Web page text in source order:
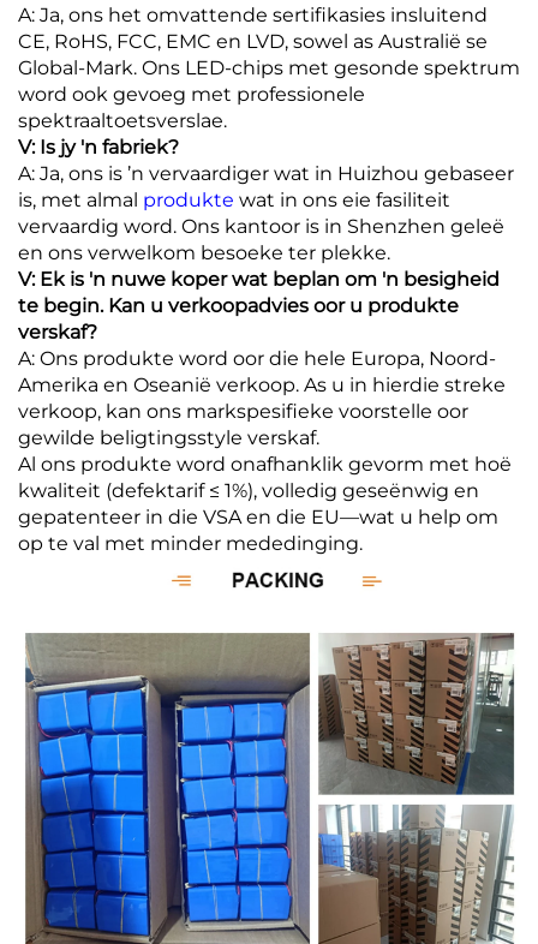
A: Ja, ons het omvattende sertifikasies insluitend
CE, RoHS, FCC, EMC en LVD, sowel as Australië se
Global-Mark. Ons LED-chips met gesonde spektrum
word ook gevoeg met professionele
spektraaltoetsverslae.
V: Is jy 'n fabriek?
A: Ja, ons is ’n vervaardiger wat in Huizhou gebaseer
is, met almal produkte wat in ons eie fasiliteit
vervaardig word. Ons kantoor is in Shenzhen geleë
en ons verwelkom besoeke ter plekke.
V: Ek is 'n nuwe koper wat beplan om 'n besigheid
te begin. Kan u verkoopadvies oor u produkte
verskaf?
A: Ons produkte word oor die hele Europa, Noord-
Amerika en Oseanië verkoop. As u in hierdie streke
verkoop, kan ons markspesifieke voorstelle oor
gewilde beligtingsstyle verskaf.
Al ons produkte word onafhanklik gevorm met hoë
kwaliteit (defektarif ≤ 1%), volledig geseënwig en
gepatenteer in die VSA en die EU—wat u help om
op te val met minder mededinging.